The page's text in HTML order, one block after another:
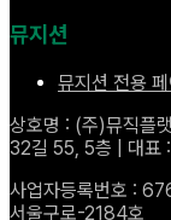
뮤지션
뮤지션 전용 페
상호명 : (주)뮤직플
32길 55, 5층 | 대표
사업자등록번호 :
서울구로-2184호